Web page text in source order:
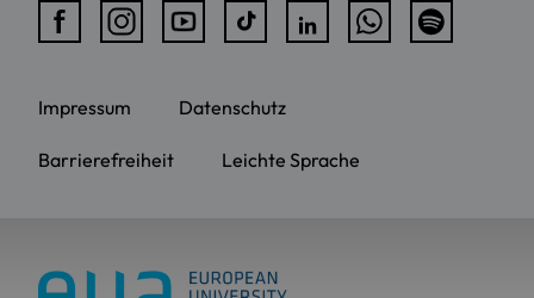
Impressum Datenschutz
Barrierefreiheit Leichte Sprache